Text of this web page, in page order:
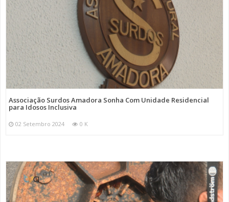
Associação Surdos Amadora Sonha Com Unidade Residencial
para Idosos Inclusiva
02 Setembro 2024 0 K